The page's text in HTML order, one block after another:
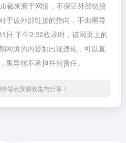
都来源于网络，不保证外部链接
于该外部链接的指向，不由黑导
日 下午2:32收录时，该网页上的
网页的内容如出现违规，可以直
黑导航不承担任何责任。
站点资源收集与分享！